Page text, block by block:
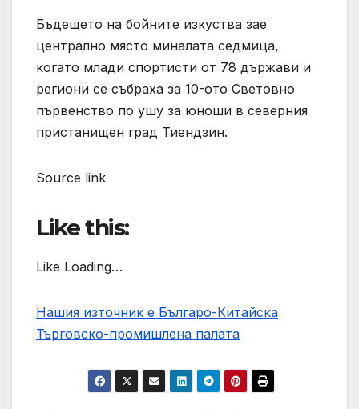
Бъдещето на бойните изкуства зае
централно място миналата седмица,
когато млади спортисти от 78 държави и
региони се събраха за 10-ото Световно
първенство по ушу за юноши в северния
пристанищен град Тиендзин.
Source link
Like this:
Like Loading…
Нашия източник е Българо-Китайска
Търговско-промишлена палaта